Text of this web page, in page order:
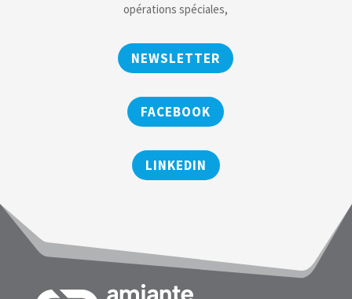
opérations spéciales,
NEWSLETTER
FACEBOOK
LINKEDIN